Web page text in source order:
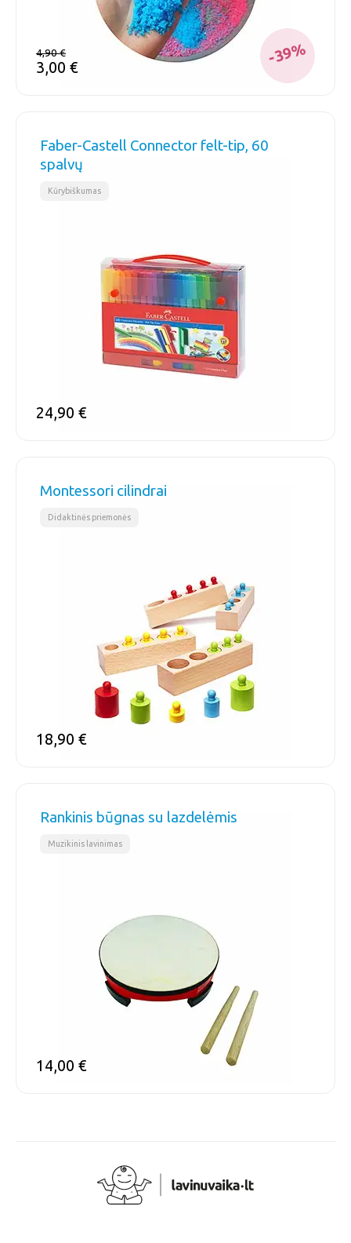
4,90€
3,00 €
-39%
Faber-Castell Connector felt-tip, 60
spalvų
Kūrybiškumas
24,90 €
Montessori cilindrai
Didaktinės priemonės
18,90 €
Rankinis būgnas su lazdelėmis
Muzikinis lavinimas
14,00 €